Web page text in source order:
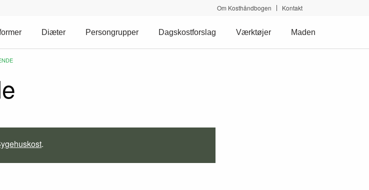
Om Kosthåndbogen Kontakt
Diæter Persongrupper Dagskostforslag Værktøjer Maden
.